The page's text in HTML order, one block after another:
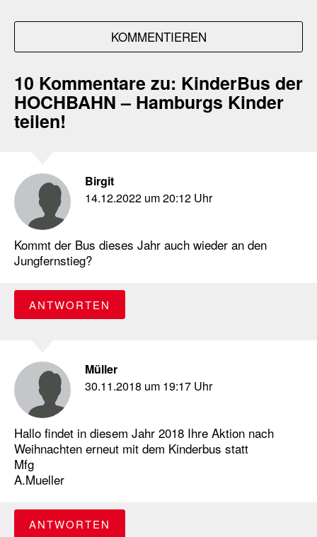
KOMMENTIEREN
10 Kommentare zu: KinderBus der
HOCHBAHN – Hamburgs Kinder
teilen!
Birgit
14.12.2022 um 20:12 Uhr
Kommt der Bus dieses Jahr auch wieder an den
Jungfernstieg?
ANTWORTEN
Müller
30.11.2018 um 19:17 Uhr
Hallo findet in diesem Jahr 2018 Ihre Aktion nach
Weihnachten erneut mit dem Kinderbus statt
Mfg
A.Mueller
ANTWORTEN